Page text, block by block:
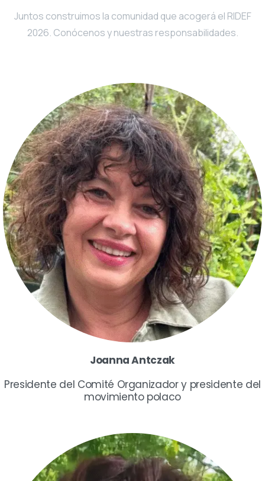
Juntos construimos la comunidad que acogerá el RIDEF
2026. Conócenos y nuestras responsabilidades.
Joanna Antczak
Presidente del Comité Organizador y presidente del
movimiento polaco